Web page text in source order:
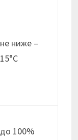
не ниже –
15°C
до 100%